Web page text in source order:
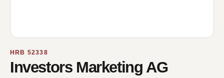
HRB 52338
Investors Marketing AG